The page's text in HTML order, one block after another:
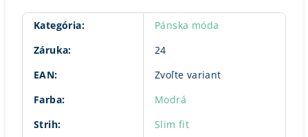
Kategória:
Pánska móda
Záruka:
24
EAN:
Zvoľte variant
Farba:
Modrá
Strih:
Slim fit